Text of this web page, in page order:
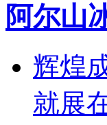
阿尔山
辉煌
就展